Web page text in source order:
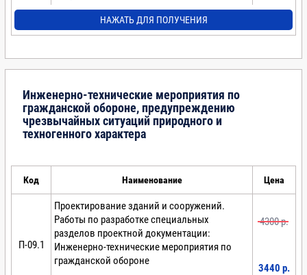
НАЖАТЬ ДЛЯ ПОЛУЧЕНИЯ
Инженерно-технические мероприятия по
гражданской обороне, предупреждению
чрезвычайных ситуаций природного и
техногенного характера
Код Наименование Цена
П-09.1
Проектирование зданий и сооружений.
Работы по разработке специальных
разделов проектной документации:
Инженерно-технические мероприятия по
гражданской обороне
4300 p.
3440 p.